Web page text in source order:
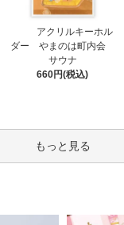
アクリルキーホル
ダー やまのは町内会
サウナ
660円(税込)
もっと見る